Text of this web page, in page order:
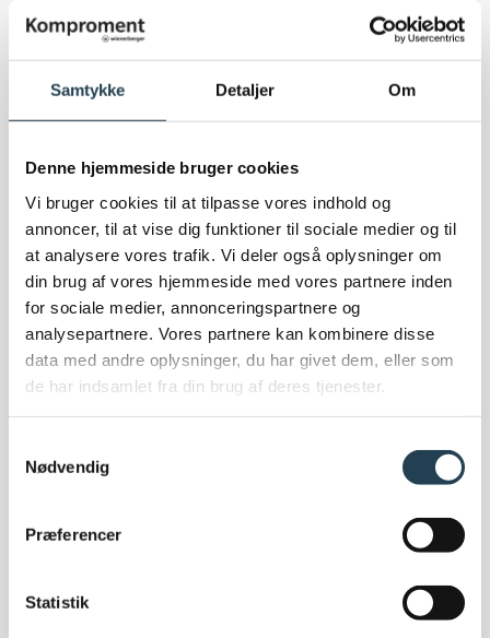
Samtykke Detaljer Om
Denne hjemmeside bruger cookies
Vi bruger cookies til at tilpasse vores indhold og
annoncer, til at vise dig funktioner til sociale medier og til
at analysere vores trafik. Vi deler også oplysninger om
din brug af vores hjemmeside med vores partnere inden
for sociale medier, annonceringspartnere og
analysepartnere. Vores partnere kan kombinere disse
data med andre oplysninger, du har givet dem, eller som
de har indsamlet fra din brug af deres tjenester.
Nødvendig
Præferencer
Statistik
Nyheder og presse
Presse
Personal Details
efternavn
Tlf